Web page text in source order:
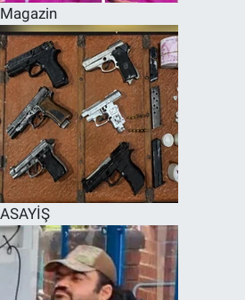
Magazin
ASAYİŞ